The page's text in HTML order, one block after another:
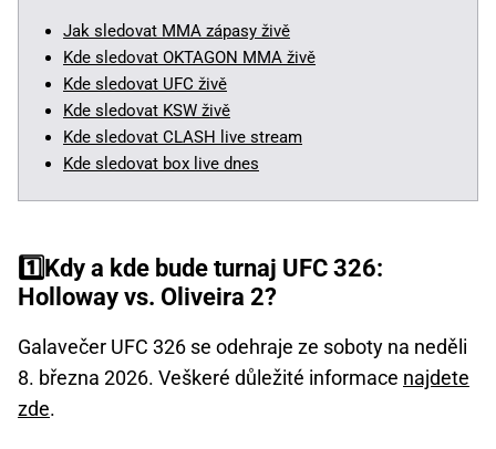
Jak sledovat MMA zápasy živě
Kde sledovat OKTAGON MMA živě
Kde sledovat UFC živě
Kde sledovat KSW živě
Kde sledovat CLASH live stream
Kde sledovat box live dnes
1️⃣Kdy a kde bude turnaj UFC 326:
Holloway vs. Oliveira 2?
Galavečer UFC 326 se odehraje ze soboty na neděli
8. března 2026. Veškeré důležité informace najdete
zde.